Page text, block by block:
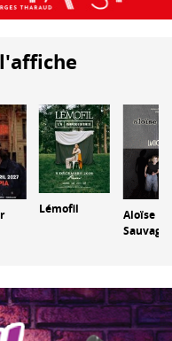
Lémofil
Aloïse
Sauvage